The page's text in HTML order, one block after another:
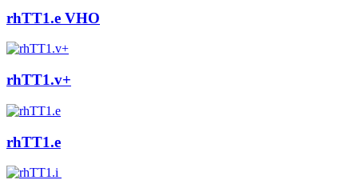
rhTT1.e VHO
rhTT1.v+
rhTT1.e